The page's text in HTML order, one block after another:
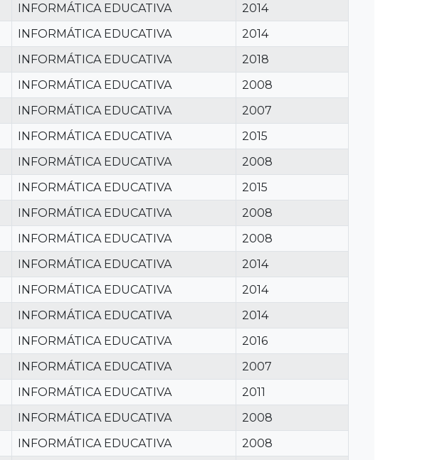
INFORMÁTICA EDUCATIVA
2014
INFORMÁTICA EDUCATIVA
2014
INFORMÁTICA EDUCATIVA
2018
INFORMÁTICA EDUCATIVA
2008
INFORMÁTICA EDUCATIVA
2007
INFORMÁTICA EDUCATIVA
2015
INFORMÁTICA EDUCATIVA
2008
INFORMÁTICA EDUCATIVA
2015
INFORMÁTICA EDUCATIVA
2008
INFORMÁTICA EDUCATIVA
2008
INFORMÁTICA EDUCATIVA
2014
INFORMÁTICA EDUCATIVA
2014
INFORMÁTICA EDUCATIVA
2014
INFORMÁTICA EDUCATIVA
2016
INFORMÁTICA EDUCATIVA
2007
INFORMÁTICA EDUCATIVA
2011
INFORMÁTICA EDUCATIVA
2008
INFORMÁTICA EDUCATIVA
2008